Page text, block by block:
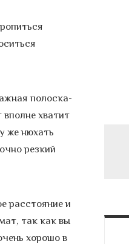
полоска-
хватит
же нюхать
резкий
расстояние и
так как вы
хорошо в